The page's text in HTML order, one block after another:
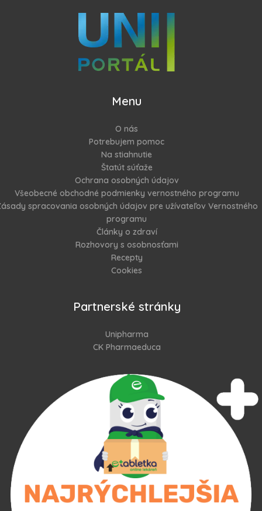
Menu
O nás
Potrebujem pomoc
Na stiahnutie
Štatút súťaže
Ochrana osobných údajov
Všeobecné obchodné podmienky vernostného programu
spracovania osobných údajov pre užívateľov Vernostného
programu
Články o zdraví
Rozhovory s osobnosťami
Recepty
Cookies
Partnerské stránky
Unipharma
CK Pharmaeduca